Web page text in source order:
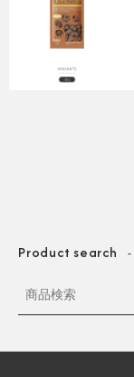
Product search